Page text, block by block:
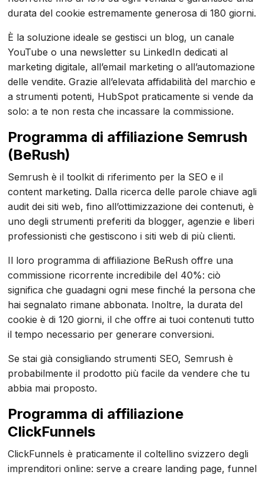
durata del cookie estremamente generosa di 180 giorni.
È la soluzione ideale se gestisci un blog, un canale
YouTube o una newsletter su LinkedIn dedicati al
marketing digitale, all’email marketing o all’automazione
delle vendite. Grazie all’elevata affidabilità del marchio e
a strumenti potenti, HubSpot praticamente si vende da
solo: a te non resta che incassare la commissione.
Programma di affiliazione Semrush
(BeRush)
Semrush è il toolkit di riferimento per la SEO e il
content marketing. Dalla ricerca delle parole chiave agli
audit dei siti web, fino all’ottimizzazione dei contenuti, è
uno degli strumenti preferiti da blogger, agenzie e liberi
professionisti che gestiscono i siti web di più clienti.
Il loro programma di affiliazione BeRush offre una
commissione ricorrente incredibile del 40%: ciò
significa che guadagni ogni mese finché la persona che
hai segnalato rimane abbonata. Inoltre, la durata del
cookie è di 120 giorni, il che offre ai tuoi contenuti tutto
il tempo necessario per generare conversioni.
Se stai già consigliando strumenti SEO, Semrush è
probabilmente il prodotto più facile da vendere che tu
abbia mai proposto.
Programma di affiliazione
ClickFunnels
ClickFunnels è praticamente il coltellino svizzero degli
imprenditori online: serve a creare landing page, funnel